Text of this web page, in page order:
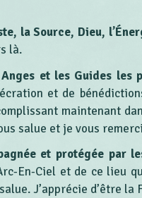
la Source, Dieu,
là.
et les Guides les
et de
maintenant
salue et je vous
et protégée par
En-Ciel et de ce lieu
J’apprécie d’être la